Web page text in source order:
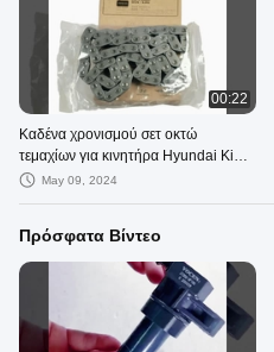
00:22
Καδένα χρονισμού σετ οκτώ
τεμαχίων για κινητήρα Hyundai Kia
Diesel 2.2 CRDI για KIA Sorento και
May 09, 2024
Πρόσφατα Βίντεο